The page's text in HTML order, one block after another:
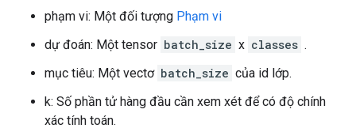
phạm vi: Một đối tượng Phạm vi
dự đoán: Một tensor batch_size x classes .
mục tiêu: Một vectơ batch_size của id lớp.
k: Số phần tử hàng đầu cần xem xét để có độ chính
xác tính toán.